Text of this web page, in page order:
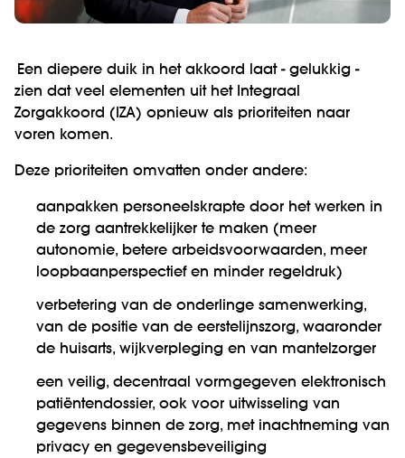
Een diepere duik in het akkoord laat - gelukkig -
zien dat veel elementen uit het Integraal
Zorgakkoord (IZA) opnieuw als prioriteiten naar
voren komen.
Deze prioriteiten omvatten onder andere:
aanpakken personeelskrapte door het werken in
de zorg aantrekkelijker te maken (meer
autonomie, betere arbeidsvoorwaarden, meer
loopbaanperspectief en minder regeldruk)
verbetering van de onderlinge samenwerking,
van de positie van de eerstelijnszorg, waaronder
de huisarts, wijkverpleging en van mantelzorger
een veilig, decentraal vormgegeven elektronisch
patiëntendossier, ook voor uitwisseling van
gegevens binnen de zorg, met inachtneming van
privacy en gegevensbeveiliging